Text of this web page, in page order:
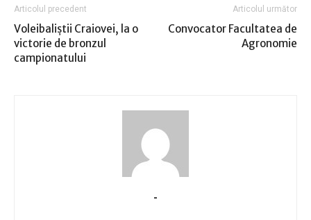
Articolul precedent
Voleibaliştii Craiovei, la o
victorie de bronzul
campionatului
Articolul următor
Convocator Facultatea de
Agronomie
-